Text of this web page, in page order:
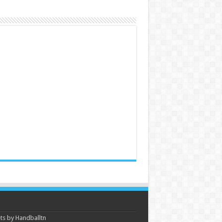
by Handballtn